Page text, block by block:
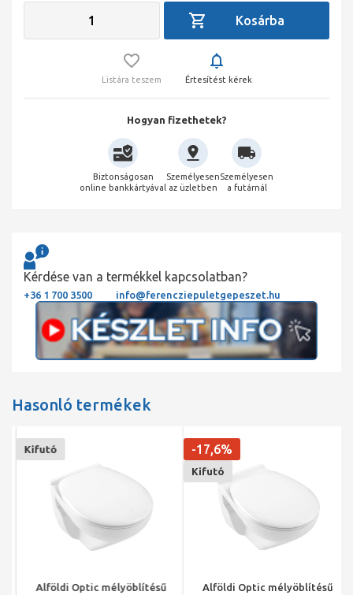
Listára teszem Értesítést kérek
Hogyan fizethetek?
Biztonságosan
online bankkártyával
Személyesen
az üzletben
Személyesen
a futárnál
Kérdése van a termékkel kapcsolatban?
+36 1 700 3500 info@ferencziepuletgepeszet.hu
Hasonló termékek
Alföldi Optic mélyöblítésű
Kifutó
Alföldi Optic mélyöblítésű
-17,6%
Kifutó